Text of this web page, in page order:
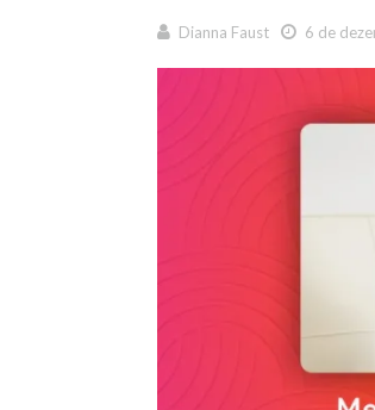
Dianna Faust 6 de